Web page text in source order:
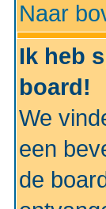
Naar
Ik heb
board!
We
een
de